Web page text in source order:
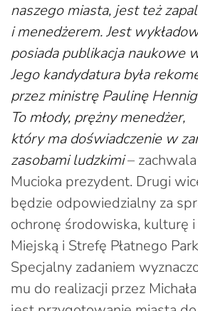
naszego miasta, jest też
i menedżerem. Jest
posiada publikacja naukowe
Jego kandydatura była
przez ministrę Paulinę
To młody, prężny menedżer,
który ma doświadczenie w
zasobami ludzkimi–
Mucioka prezydent. Drugi
będzie odpowiedzialny za
ochronę środowiska, kulturę
Miejską i Strefę Płatnego
Specjalny zadaniem
mu do realizacji przez